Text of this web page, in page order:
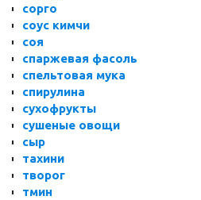
сорго
соус кимчи
соя
спаржевая фасоль
спельтовая мука
спирулина
сухофрукты
сушеные овощи
сыр
тахини
творог
тмин